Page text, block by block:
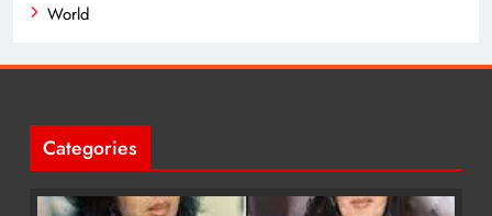
World
Categories